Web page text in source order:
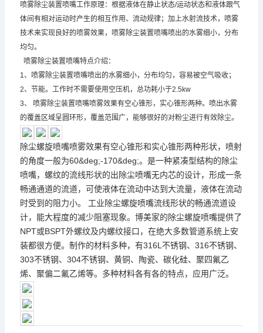
喷雾除尘装置喷嘴工作原理：根据液体在静止状态/运动状态和液体跟气
体间有相对运动时产生的相互作用、流动规律；加上水射流技术，喷雾
技术来实现良好的喷雾效果，喷雾除尘装置喷嘴喷出的水雾细小，分布
均匀。
喷雾除尘装置喷嘴特点介绍：
1、喷雾除尘装置喷嘴喷出的水雾细小，分布均匀，容易被空气吸收；
2、节能。工作时不需要使用空压机，总功耗小于2.5kw
3、 喷雾除尘装置喷嘴喷雾效果有空心锥形，实心锥形两种。喷出水雾
的覆盖区域呈圆环形，覆盖范围广，能够很好的对粉尘进行有效除尘。
除尘螺旋喷嘴喷雾效果有空心锥形和实心锥形两种形状，喷射
的角度一般为60&deg;-170&deg;。是一种紧凑型结构的除尘
喷嘴，螺纹的流线形状的出除尘喷嘴无内芯的设计，形成一条
畅通通道的流道，可使液体在流动中达到大流量，液体在流动
时受到的阻力小。 工业除尘螺旋喷嘴流线形状的畅通流道设
计，能大程度的减少阻塞现象。博美家的除尘螺旋喷嘴提供了
NPT或BSPT外螺纹及内螺纹接口，在绝大多数管道系统上安
装都很方便。制作的材料多种，有316L不锈钢、316不锈钢、
303不锈钢、304不锈钢、黄铜、陶瓷、碳化硅、聚四氟乙
烯、聚偏二氟乙烯等。多种材料各有各的特点，应用广泛。